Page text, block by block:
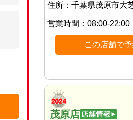
住所： 千葉県茂原市大
営業時間： 08:00-22:00
この店舗で
茂原店